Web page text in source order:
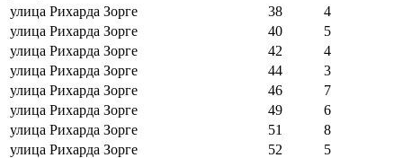
улица Рихарда Зорге
38
4
улица Рихарда Зорге
40
5
улица Рихарда Зорге
42
4
улица Рихарда Зорге
44
3
улица Рихарда Зорге
46
7
улица Рихарда Зорге
49
6
улица Рихарда Зорге
51
8
улица Рихарда Зорге
52
5